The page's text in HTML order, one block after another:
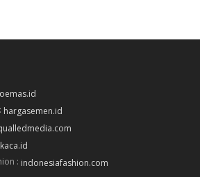
hargasemen.id
: indonesiafashion.com